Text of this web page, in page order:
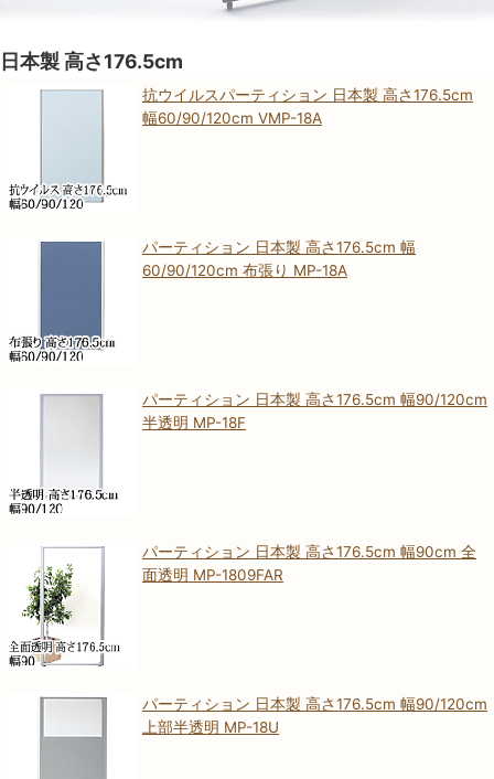
日本製 高さ176.5cm
抗ウイルスパーティション 日本製 高さ176.5cm
幅60/90/120cm VMP-18A
パーティション 日本製 高さ176.5cm 幅
60/90/120cm 布張り MP-18A
パーティション 日本製 高さ176.5cm 幅90/120cm
半透明 MP-18F
パーティション 日本製 高さ176.5cm 幅90cm 全
面透明 MP-1809FAR
パーティション 日本製 高さ176.5cm 幅90/120cm
上部半透明 MP-18U